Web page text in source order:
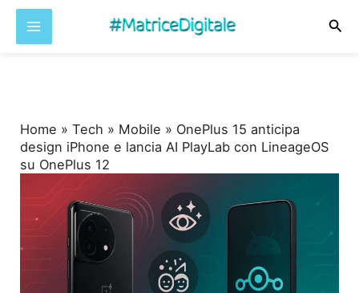
Home »Tech » Mobile » OnePlus 15 anticipa
design iPhone e lancia AI PlayLab con LineageOS
su OnePlus 12